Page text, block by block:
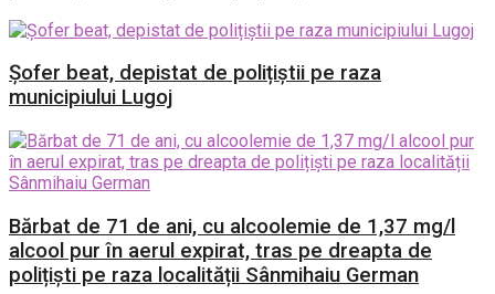
Șofer beat, depistat de polițiștii pe raza
municipiului Lugoj
Bărbat de 71 de ani, cu alcoolemie de 1,37 mg/l
alcool pur în aerul expirat, tras pe dreapta de
polițiști pe raza localității Sânmihaiu German